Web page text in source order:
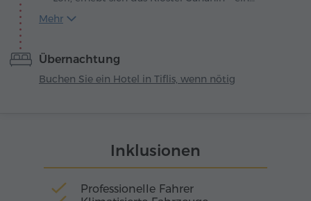
wahres Wunderwerk der mittelalterlichen
der Herrschaft von König Aschot III., und von
Anfang an war die Anlage sowohl als geistliches
Mehr
Übernachtung
Buchen Sie ein Hotel in Tiflis, wenn nötig
Inklusionen
Professionelle Fahrer